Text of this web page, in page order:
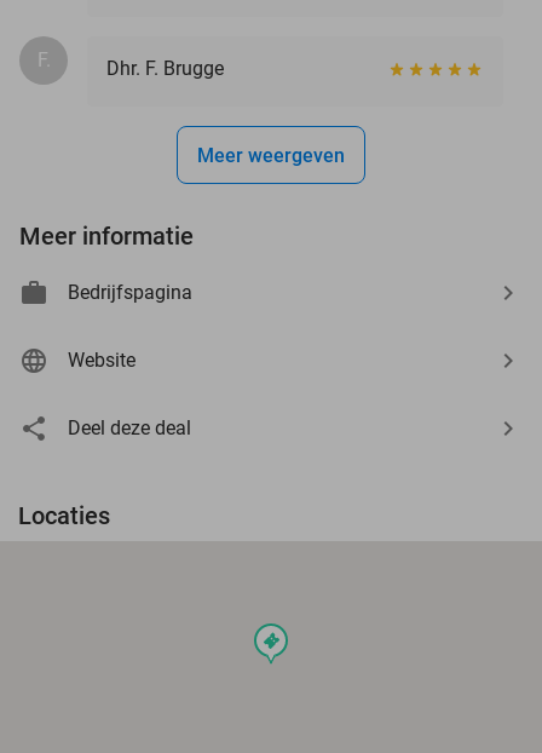
F. Dhr. F. Brugge
Meer weergeven
Meer informatie
Bedrijfspagina
Website
Deel deze deal
Locaties
events